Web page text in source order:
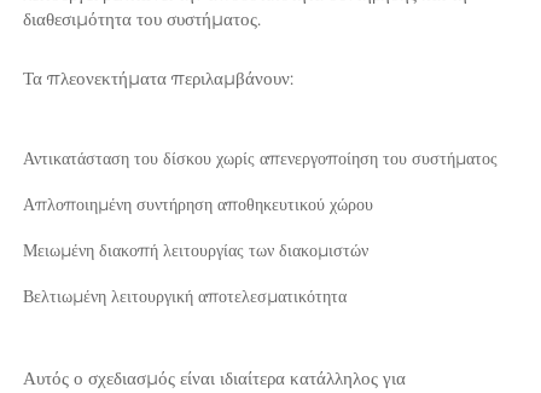
διαθεσιμότητα του συστήματος.
Τα πλεονεκτήματα περιλαμβάνουν:
Αντικατάσταση του δίσκου χωρίς απενεργοποίηση του συστήματος
Απλοποιημένη συντήρηση αποθηκευτικού χώρου
Μειωμένη διακοπή λειτουργίας των διακομιστών
Βελτιωμένη λειτουργική αποτελεσματικότητα
Αυτός ο σχεδιασμός είναι ιδιαίτερα κατάλληλος για